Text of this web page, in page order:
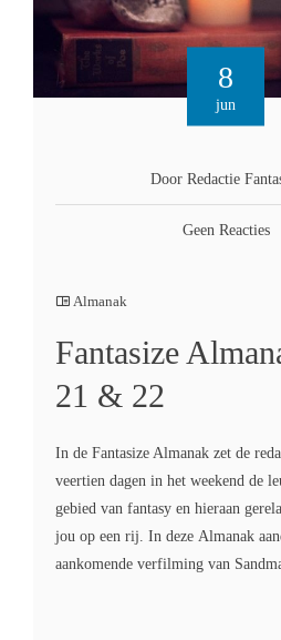
8
jun
Door Redactie
Geen Reacties
Almanak
Fantasize
21 & 22
In de Fantasize Almanak zet de
veertien dagen in het weekend de
gebied van fantasy en hieraan
jou op een rij. In deze Almanak
aankomende verfilming van